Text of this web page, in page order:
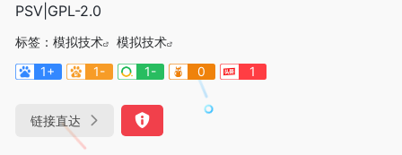
PSV|GPL-2.0
标签： 模拟技术
模拟技术
1+
1- 1- 0 1
链接直达